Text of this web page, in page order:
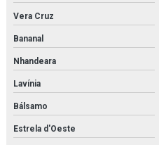
Vera Cruz
Bananal
Nhandeara
Lavínia
Bálsamo
Estrela d'Oeste